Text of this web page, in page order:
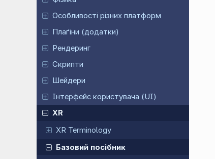
Особливості різних платформ
Плаґіни (додатки)
Рендеринг
Скрипти
Шейдери
Інтерфейс користувача (UI)
XR
XR Terminology
Базовий посібник